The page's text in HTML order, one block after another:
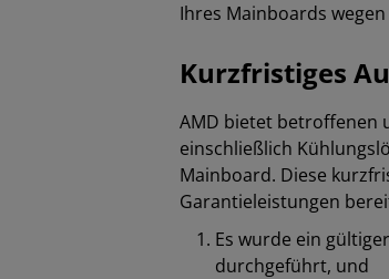
Ihres Mainboards
Kurzfristiges
AMD bietet betroffenen
einschließlich
Mainboard. Diese
Garantieleistungen
Es wurde ein
durchgeführt, und